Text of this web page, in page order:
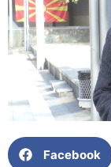
Facebook